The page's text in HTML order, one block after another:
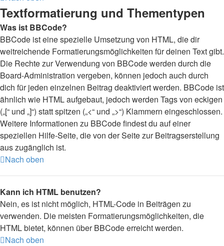
Textformatierung und Thementypen
Was ist BBCode?
BBCode ist eine spezielle Umsetzung von HTML, die dir
weitreichende Formatierungsmöglichkeiten für deinen Text gibt.
Die Rechte zur Verwendung von BBCode werden durch die
Board-Administration vergeben, können jedoch auch durch
dich für jeden einzelnen Beitrag deaktiviert werden. BBCode ist
ähnlich wie HTML aufgebaut, jedoch werden Tags von eckigen
(„[“ und „]“) statt spitzen („<“ und „>“) Klammern eingeschlossen.
Weitere Informationen zu BBCode findest du auf einer
speziellen Hilfe-Seite, die von der Seite zur Beitragserstellung
aus zugänglich ist.
Nach oben
Kann ich HTML benutzen?
Nein, es ist nicht möglich, HTML-Code in Beiträgen zu
verwenden. Die meisten Formatierungsmöglichkeiten, die
HTML bietet, können über BBCode erreicht werden.
Nach oben